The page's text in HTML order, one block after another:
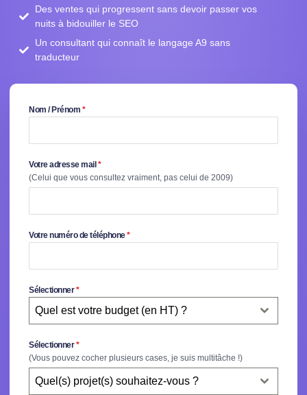
Nom / Prénom *
Votre adresse mail *
(Celui que vous consultez vraiment, pas celui de 2009)
Votre numéro de téléphone*
Sélectionner*
Quel est votre budget (en HT) ?
Sélectionner*
(Vous pouvez cocher plusieurs cases, je suis multitâche !)
Quel(s) projet(s) souhaitez-vous ?
Des ventes qui progressent sans devoir passer vos
nuits à bidouiller le SEO
Un consultant qui connaît le langage A9 sans
traducteur